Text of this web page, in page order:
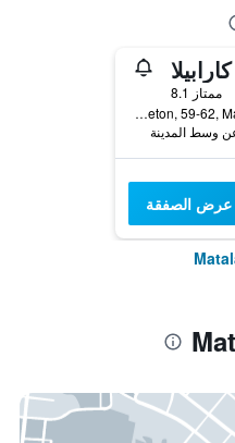
ممتاز 8.1
Calle Sector Laguna Del Sopeton, 59-62, Matalascanas, منطقة أندلوسيا, أسبانيا
عرض الصفقة